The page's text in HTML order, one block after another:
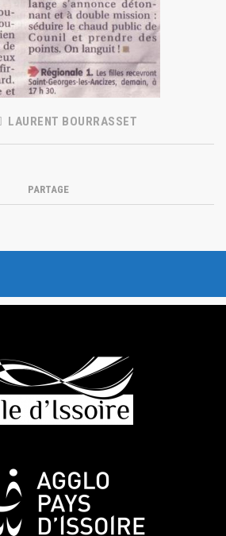
LAURENT BOURRASSET
PARTAGE